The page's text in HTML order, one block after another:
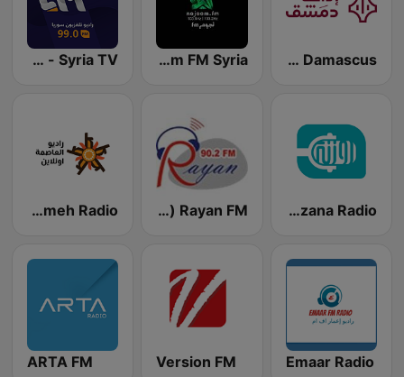
Radio Damascus - راديو دمشق Nojoom FM Syria نجوم اف ام سوريا Syria TV - راديو تلفزيون سوريا
Rozana Radio Rayan FM (راديو ريان إف إم) Alasemeh Radio - راديو العاصمة
Emaar Radio
Version FM
ARTA FM